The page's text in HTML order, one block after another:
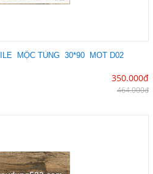
MỘC TÙNG 30*90 MOT D02
350.000đ
464.000đ